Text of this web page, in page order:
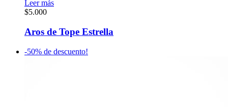
Leer más
$5.000
Aros de Tope Estrella
-50% de descuento!